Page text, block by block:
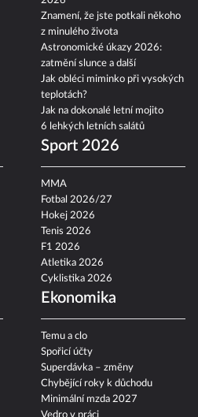
Znamení, že jste potkali někoho
z minulého života
Astronomické úkazy 2026:
zatmění slunce a další
Jak obléci miminko při vysokých
teplotách?
Jak na dokonalé letní mojito
6 lehkých letních salátů
Sport 2026
MMA
Fotbal 2026/27
Hokej 2026
Tenis 2026
F1 2026
Atletika 2026
Cyklistika 2026
Ekonomika
Temu a clo
Spořicí účty
Superdávka – změny
Chybějící roky k důchodu
Minimální mzda 2027